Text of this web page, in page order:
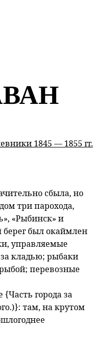
1845 — 1855 гг.
сбыла, но
три парохода,
«Рыбинск» и
был окаймлен
управляемые
кладью; рыбаки
перевозные
города за
там, на крутом